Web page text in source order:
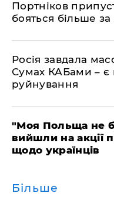
Портніков
бояться більше за
Росія завдала
Сумах КАБами – є
руйнування
"Моя Польща не
вийшли на акції
щодо українців
Більше